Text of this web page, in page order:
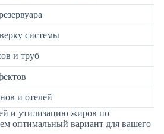
системы
и труб
и отелей
и утилизацию жиров по
оптимальный вариант для вашего